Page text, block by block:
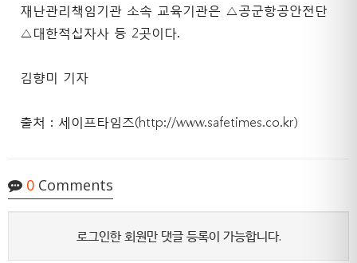
재난관리책임기관 소속 교육기관은 △공군항공안전단
△대한적십자사 등 2곳이다.
김향미 기자
출처 : 세이프타임즈(http://www.safetimes.co.kr)
0 Comments
로그인한 회원만 댓글 등록이 가능합니다.